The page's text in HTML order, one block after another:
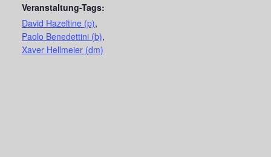
Veranstaltung-Tags:
David Hazeltine (p),
Paolo Benedettini (b),
Xaver Hellmeier (dm)